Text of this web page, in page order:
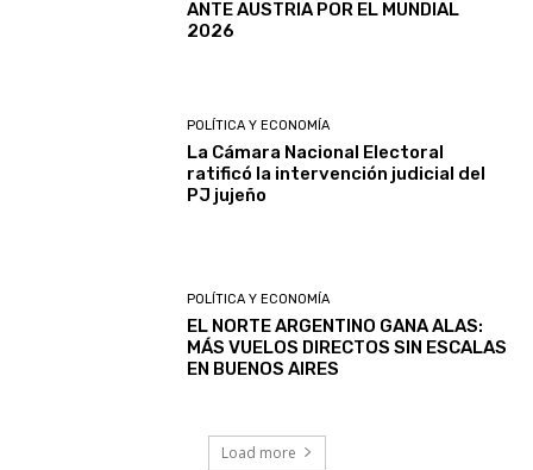
ANTE AUSTRIA POR EL MUNDIAL
2026
POLÍTICA Y ECONOMÍA
La Cámara Nacional Electoral
ratificó la intervención judicial del
PJ jujeño
POLÍTICA Y ECONOMÍA
EL NORTE ARGENTINO GANA ALAS:
MÁS VUELOS DIRECTOS SIN ESCALAS
EN BUENOS AIRES
Load more